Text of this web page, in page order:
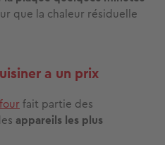
que la chaleur résiduelle
a un prix
fait partie des
appareils les plus